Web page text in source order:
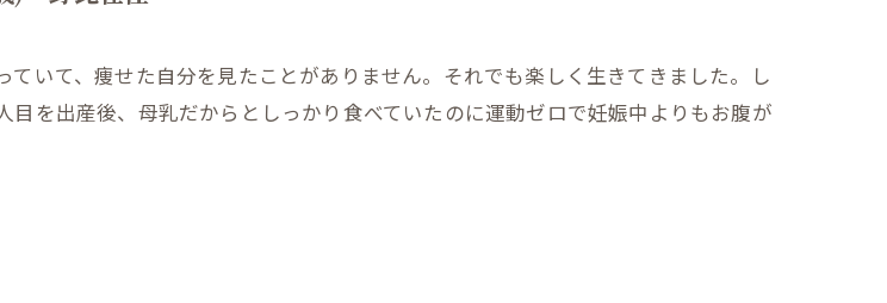
ていて、痩せた自分を見たことがありません。それでも楽しく生きてきました。し
目を出産後、母乳だからとしっかり食べていたのに運動ゼロで妊娠中よりもお腹が